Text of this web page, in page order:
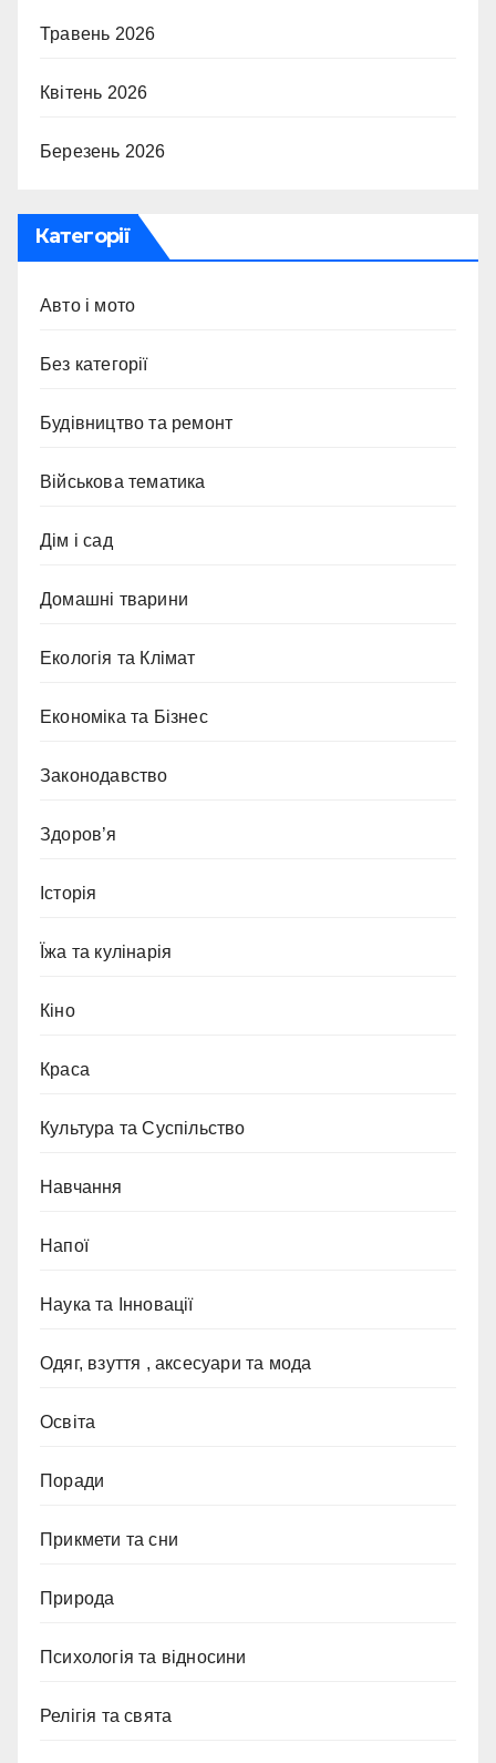
Травень 2026
Квітень 2026
Березень 2026
Категорії
Авто і мото
Без категорії
Будівництво та ремонт
Військова тематика
Дім і сад
Домашні тварини
Екологія та Клімат
Економіка та Бізнес
Законодавство
Здоров’я
Історія
Їжа та кулінарія
Кіно
Краса
Культура та Суспільство
Навчання
Напої
Наука та Інновації
Одяг, взуття , аксесуари та мода
Освіта
Поради
Прикмети та сни
Природа
Психологія та відносини
Релігія та свята